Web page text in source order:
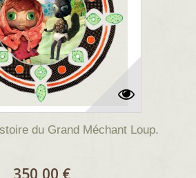
du Grand Méchant Loup.
350,00 €